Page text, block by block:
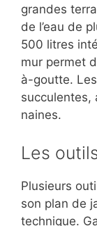
grandes
de l’eau de
500 litres
mur permet
à-goutte.
succulentes,
naines.
Les
Plusieurs
son plan de
technique.